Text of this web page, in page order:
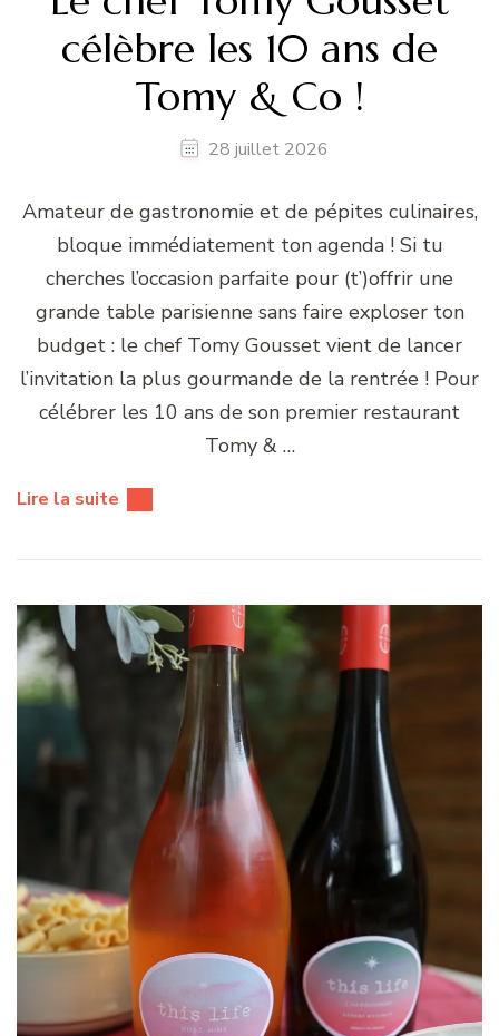
célèbre les 10 ans de
Tomy & Co !
28 juillet 2026
Amateur de gastronomie et de pépites culinaires,
bloque immédiatement ton agenda ! Si tu
cherches l’occasion parfaite pour (t’)offrir une
grande table parisienne sans faire exploser ton
budget : le chef Tomy Gousset vient de lancer
l’invitation la plus gourmande de la rentrée ! Pour
célébrer les 10 ans de son premier restaurant
Tomy & …
Lire la suite